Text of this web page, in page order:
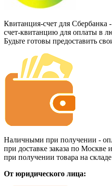
Квитанция-счет для Сбербанка
счет-квитанцию для оплаты в
Будьте готовы предоставить
Наличными при получении -
при доставке заказа по
при получении товара на
От юридического лица: